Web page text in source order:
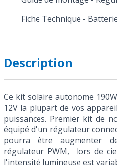
Fiche Technique -
Description
Ce kit solaire autonome
12V la plupart de vos
puissances. Premier kit de
équipé d'un régulateur
pourra être augmenter
régulateur PWM, lors de
l'intensité lumineuse est